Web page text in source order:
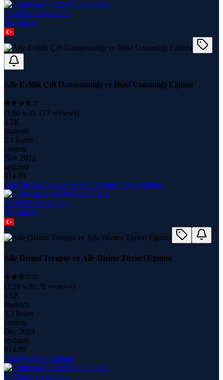
Prof Dr Ekrem Çulfa
10 courses
Aile Evlilik Çift Danışmanlığı ve İlişki Uzmanlığı Eğitimi
(3.66 with 177 reviews)
4.2K
students
2.1 hours
content
Nov 2022
updated
$14.99
Aile Dizimi Terapisi ve Aile Dizimi Türleri Eğitimi
Prof Dr Ekrem Çulfa
10 courses
Aile Dizimi Terapisi ve Aile Dizimi Türleri Eğitimi
(3.28 with 70 reviews)
1.6K
students
3.3 hours
content
Dec 2023
updated
$14.99
İlişki Koçluğu Eğitimi
Prof Dr Ekrem Çulfa